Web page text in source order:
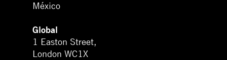
México
Global
1 Easton Street,
London WC1X